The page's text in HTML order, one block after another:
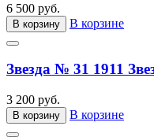
6 500 руб.
В корзину В корзине
Звезда № 31 1911
3 200 руб.
В корзину В корзине